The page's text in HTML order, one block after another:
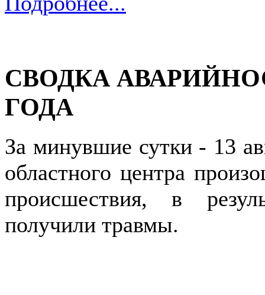
СВОДКА
ГОДА
За минувшие сутки - 13
областного центра
происшествия, в
получили травмы.